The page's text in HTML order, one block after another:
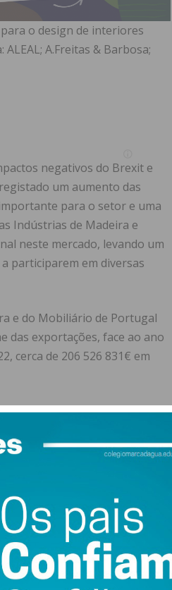
o design de interiores
A.Freitas & Barbosa;
negativos do Brexit e
um aumento das
para o setor e uma
Indústrias de Madeira e
neste mercado, levando um
participarem em diversas
e do Mobiliário de Portugal
das exportações, face ao ano
cerca de 206 526 831€ em
premium, na January
melhores marcas do
uma programação de
e designers. A agenda
do setor, refletindo sobre
empresas nacionais
vez que esse é um dos
ao desafio da